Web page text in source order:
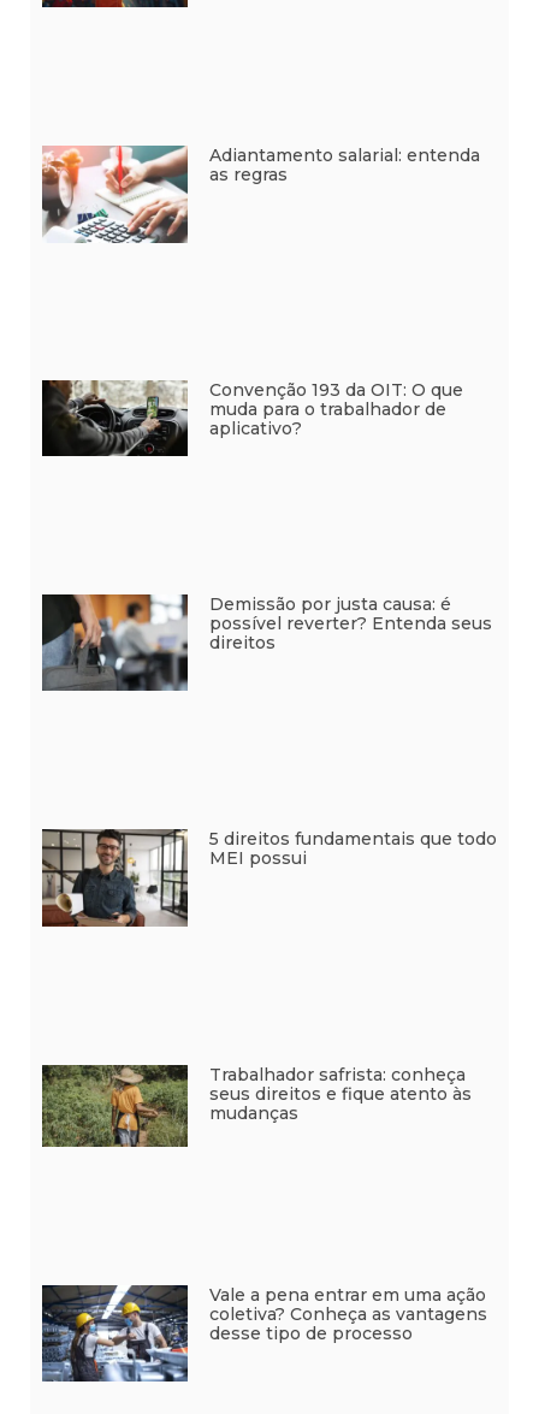
Adiantamento salarial: entenda
as regras
Convenção 193 da OIT: O que
muda para o trabalhador de
aplicativo?
Demissão por justa causa: é
possível reverter? Entenda seus
direitos
5 direitos fundamentais que todo
MEI possui
Trabalhador safrista: conheça
seus direitos e fique atento às
mudanças
Vale a pena entrar em uma ação
coletiva? Conheça as vantagens
desse tipo de processo